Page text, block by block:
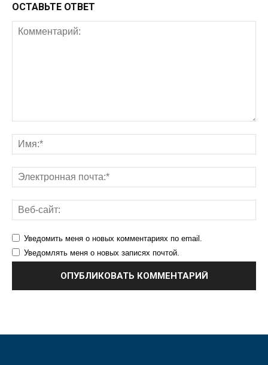
ОСТАВЬТЕ ОТВЕТ
Уведомить меня о новых комментариях по email.
Уведомлять меня о новых записях почтой.